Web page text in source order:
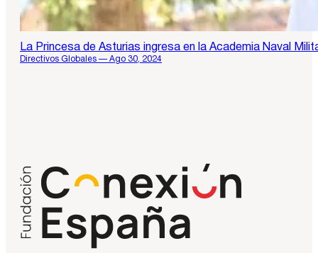
La Princesa de Asturias ingresa en la Academia Naval
Directivos Globales — Ago 30, 2024